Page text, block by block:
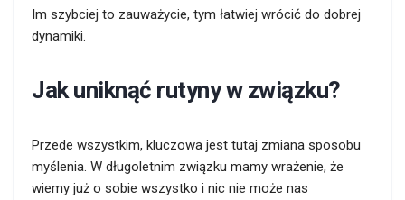
Im szybciej to zauważycie, tym łatwiej wrócić do dobrej
dynamiki.
Jak uniknąć rutyny w związku?
Przede wszystkim, kluczowa jest tutaj zmiana sposobu
myślenia. W długoletnim związku mamy wrażenie, że
wiemy już o sobie wszystko i nic nie może nas